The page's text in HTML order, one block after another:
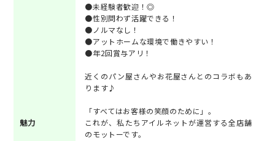
魅力
●未経験者歓迎！◎
●性別問わず活躍できる！
●ノルマなし！
●アットホームな環境で働きやすい！
●年2回賞与アリ！
近くのパン屋さんやお花屋さんとのコラボもあ
ります♪
「すべてはお客様の笑顔のために」。
これが、私たちアイルネットが運営する全店舗
のモットーです。